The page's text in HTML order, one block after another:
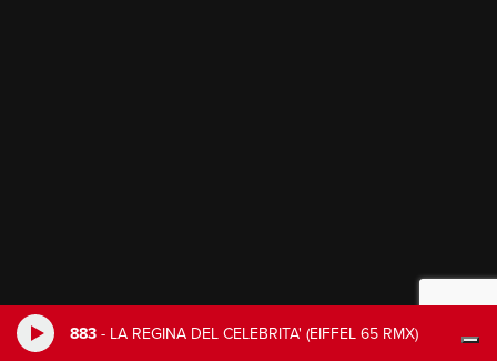
883 - LA REGINA DEL CELEBRITA' (EIFFEL 65 RMX)